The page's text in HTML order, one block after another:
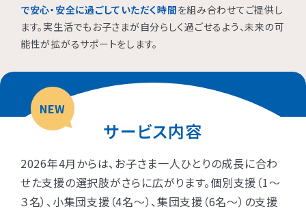
で安心・安全に過ごしていただく時間を組み合わせてご提供し
ます。実生活でもお子さまが自分らしく過ごせるよう、未来の可
能性が拡がるサポートをします。
NEW
サービス内容
2026年4月からは、お子さま一人ひとりの成長に合わ
せた支援の選択肢がさらに広がります。個別支援（1〜
３名）、小集団支援（4名〜）、集団支援（6名〜）の支援